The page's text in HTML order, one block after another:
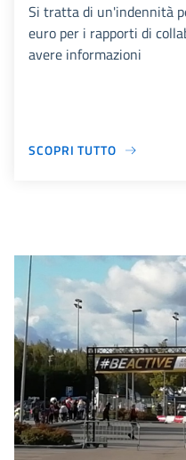
Si tratta di un'indennità
euro per i rapporti di
avere informazioni
SCOPRI TUTTO